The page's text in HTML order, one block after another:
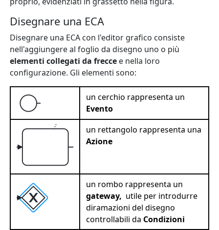
Disegnare una ECA
Disegnare una ECA con l'editor grafico consiste
nell'aggiungere al foglio da disegno uno o più
elementi collegati da frecce e nella loro
configurazione. Gli elementi sono:
un cerchio rappresenta un
Evento
un rettangolo rappresenta una
Azione
un rombo rappresenta un
gateway, utile per introdurre
diramazioni del disegno
controllabili da Condizioni